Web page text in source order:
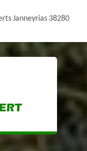
Janneyrias 38280